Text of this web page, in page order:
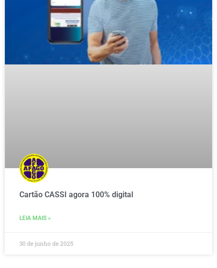
Cartão CASSI agora 100% digital
LEIA MAIS »
30 de junho de 2025